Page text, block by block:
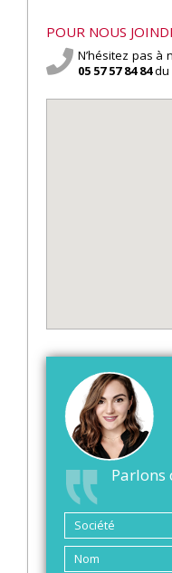
POUR NOUS
N’hésitez pas à
05 57 57 84 84du
Parlons